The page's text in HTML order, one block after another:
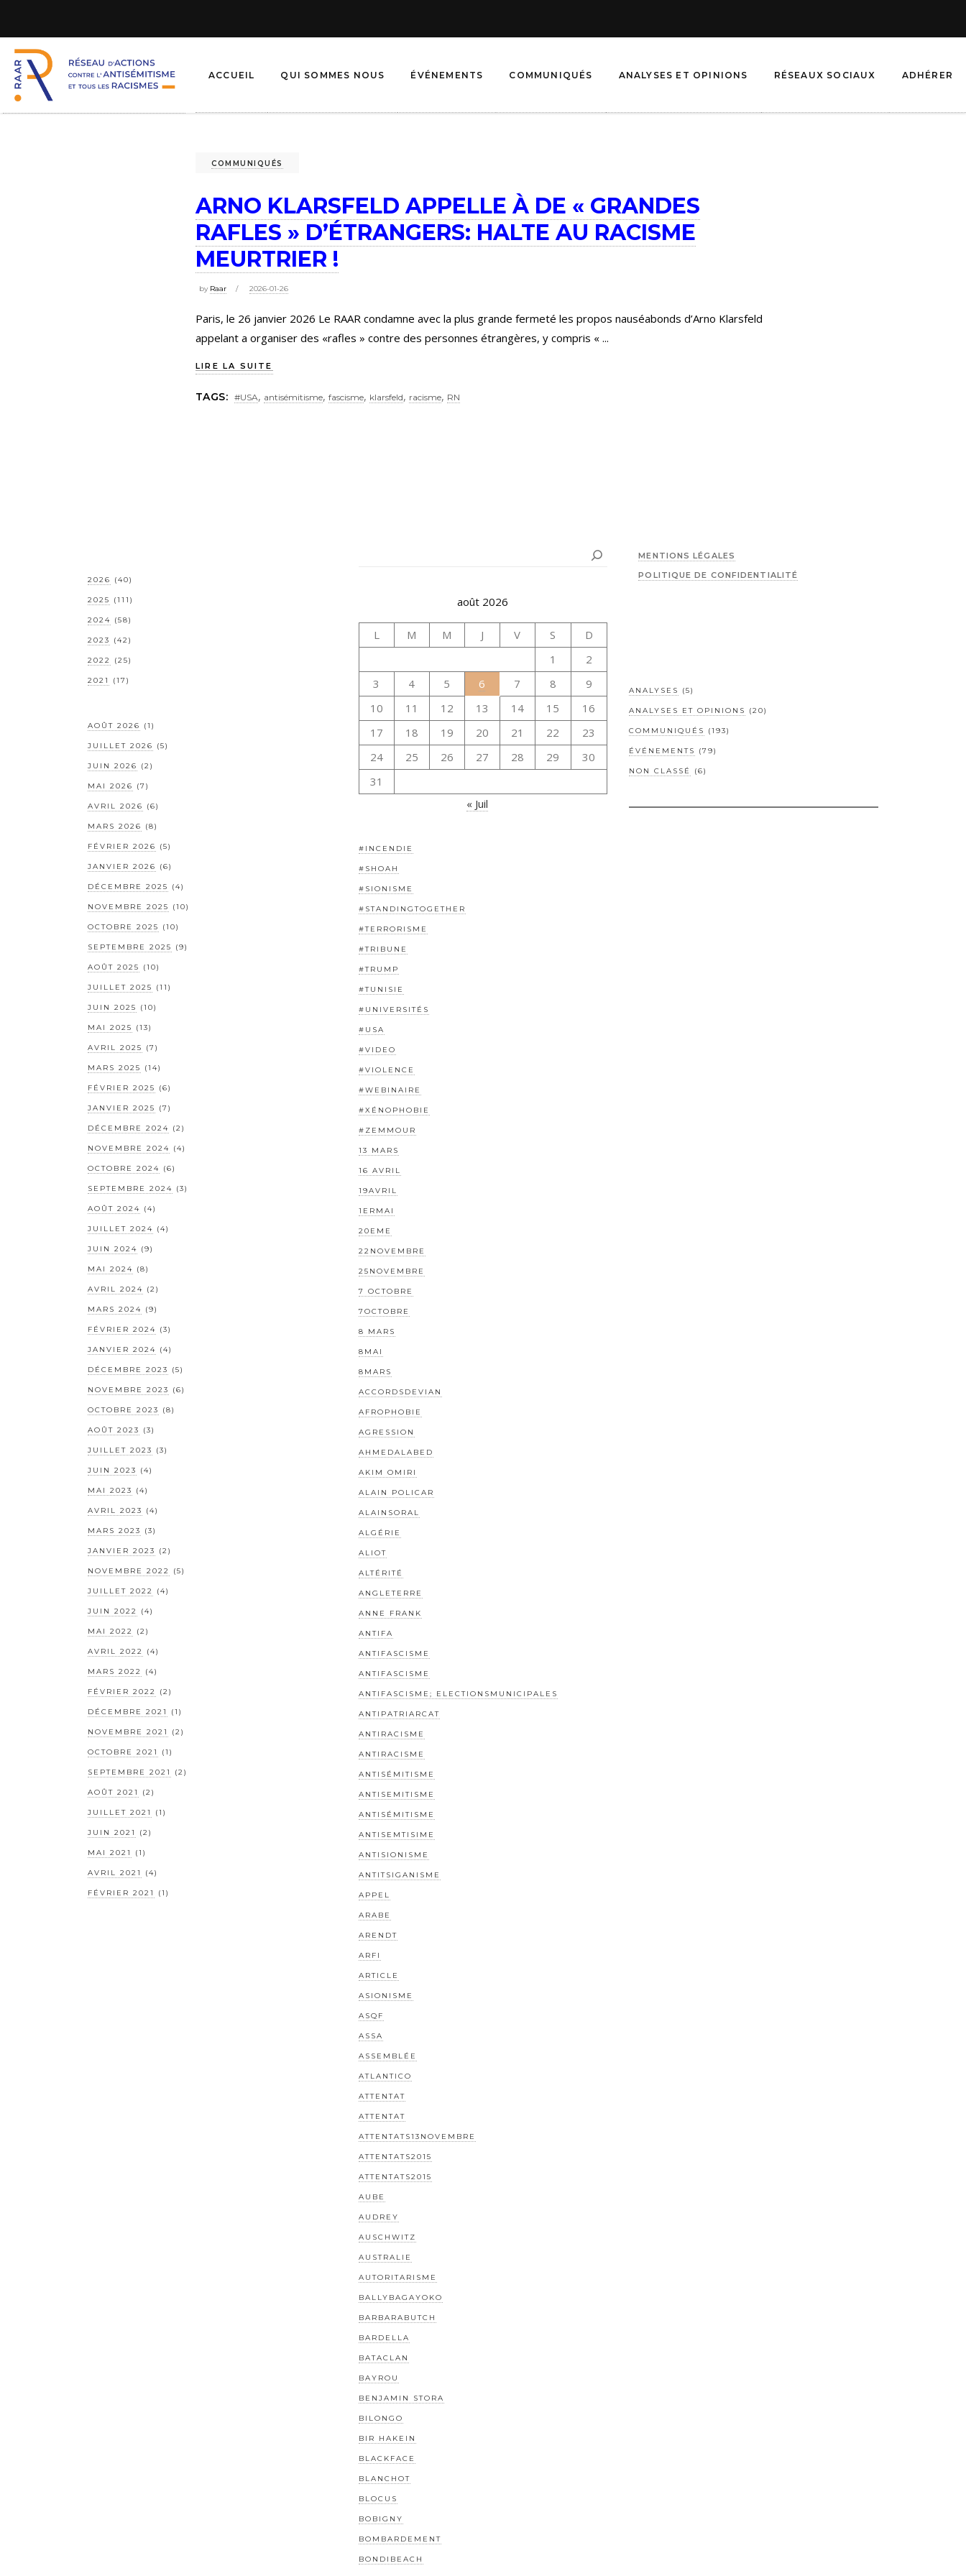
ACCUEIL QUI SOMMES NOUS ÉVÉNEMENTS COMMUNIQUÉS ANALYSES ET OPINIONS RÉSEAUX SOCIAUX ADHÉRER
COMMUNIQUÉS
ARNO KLARSFELD APPELLE À DE « GRANDES
RAFLES » D’ÉTRANGERS: HALTE AU RACISME
MEURTRIER !
by Raar 2026-01-26
Paris, le 26 janvier 2026 Le RAAR condamne avec la plus grande fermeté les propos nauséabonds d’Arno Klarsfeld
appelant a organiser des «rafles » contre des personnes étrangères, y compris «
LIRE LA SUITE
TAGS: #USA, antisémitisme,fascisme, klarsfeld, racisme, RN
2026 (40)
2025 (111)
2024 (58)
2023 (42)
2022 (25)
2021 (17)
AOÛT 2026 (1)
JUILLET 2026 (5)
JUIN 2026 (2)
MAI 2026 (7)
AVRIL 2026 (6)
MARS 2026 (8)
FÉVRIER 2026 (5)
JANVIER 2026 (6)
DÉCEMBRE 2025 (4)
NOVEMBRE 2025 (10)
OCTOBRE 2025 (10)
SEPTEMBRE 2025 (9)
AOÛT 2025 (10)
JUILLET 2025 (11)
JUIN 2025 (10)
MAI 2025 (13)
AVRIL 2025 (7)
MARS 2025 (14)
FÉVRIER 2025 (6)
JANVIER 2025 (7)
DÉCEMBRE 2024 (2)
NOVEMBRE 2024 (4)
OCTOBRE 2024 (6)
SEPTEMBRE 2024 (3)
AOÛT 2024 (4)
JUILLET 2024 (4)
JUIN 2024 (9)
MAI 2024 (8)
AVRIL 2024 (2)
MARS 2024 (9)
FÉVRIER 2024 (3)
JANVIER 2024 (4)
DÉCEMBRE 2023 (5)
NOVEMBRE 2023 (6)
OCTOBRE 2023 (8)
AOÛT 2023 (3)
JUILLET 2023 (3)
JUIN 2023 (4)
MAI 2023 (4)
AVRIL 2023 (4)
MARS 2023 (3)
JANVIER 2023 (2)
NOVEMBRE 2022 (5)
JUILLET 2022 (4)
JUIN 2022 (4)
MAI 2022 (2)
AVRIL 2022 (4)
MARS 2022 (4)
FÉVRIER 2022 (2)
DÉCEMBRE 2021 (1)
NOVEMBRE 2021 (2)
OCTOBRE 2021 (1)
SEPTEMBRE 2021 (2)
AOÛT 2021 (2)
JUILLET 2021 (1)
JUIN 2021 (2)
MAI 2021 (1)
AVRIL 2021 (4)
FÉVRIER 2021 (1)
août 2026
L M M J V S
D
1
2
3
4 5 6 7 8
9
10
11 12 13 14 15
16
17
18 19 20 21 22
23
24
25 26 27 28 29
30
31
« Juil
#INCENDIE
#SHOAH
#SIONISME
#STANDINGTOGETHER
#TERRORISME
#TRIBUNE
#TRUMP
#TUNISIE
#UNIVERSITÉS
#USA
#VIDEO
#VIOLENCE
#WEBINAIRE
#XÉNOPHOBIE
#ZEMMOUR
13 MARS
16 AVRIL
19AVRIL
1ERMAI
20EME
22NOVEMBRE
25NOVEMBRE
7 OCTOBRE
7OCTOBRE
8 MARS
8MAI
8MARS
ACCORDSDEVIAN
AFROPHOBIE
AGRESSION
AHMEDALABED
AKIM OMIRI
ALAIN POLICAR
ALAINSORAL
ALGÉRIE
ALIOT
ALTÉRITÉ
ANGLETERRE
ANNE FRANK
ANTIFA
ANTIFASCISME
ANTIFASCISME
ANTIFASCISME; ELECTIONSMUNICIPALES
ANTIPATRIARCAT
ANTIRACISME
ANTIRACISME
ANTISÉMITISME
ANTISEMITISME
ANTISÉMITISME
ANTISEMTISIME
ANTISIONISME
ANTITSIGANISME
APPEL
ARABE
ARENDT
ARFI
ARTICLE
ASIONISME
ASQF
ASSA
ASSEMBLÉE
ATLANTICO
ATTENTAT
ATTENTAT
ATTENTATS13NOVEMBRE
ATTENTATS2015
ATTENTATS2015
AUBE
AUDREY
AUSCHWITZ
AUSTRALIE
AUTORITARISME
BALLYBAGAYOKO
BARBARABUTCH
BARDELLA
BATACLAN
BAYROU
BENJAMIN STORA
BILONGO
BIR HAKEIN
BLACKFACE
BLANCHOT
BLOCUS
BOBIGNY
BOMBARDEMENT
BONDIBEACH
MENTIONS LÉGALES
POLITIQUE DE CONFIDENTIALITÉ
ANALYSES (5)
ANALYSES ET OPINIONS (20)
COMMUNIQUÉS (193)
ÉVÉNEMENTS (79)
NON CLASSÉ (6)